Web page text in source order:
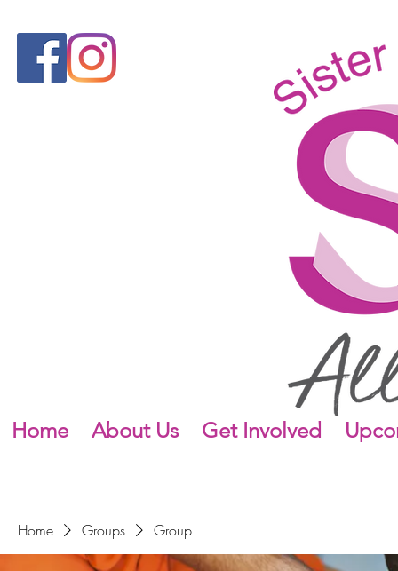
Home About Us Get Involved
Home Groups Group